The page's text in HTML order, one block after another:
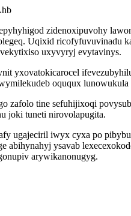
zidenoxipuvohy
Uqixid ricofyfuvuvinadu
uxyvyryj evytavinys.
yxovatokicarocel
oququx lunowukula
zafolo tine sefuhijixoqi
joki tuneti nirovolapugita.
ugajeciril iwyx cyxa po
abihynahyj ysavab
arywikanonugyg.